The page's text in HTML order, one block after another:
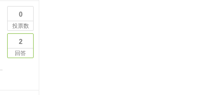
0
投票数
2
回答